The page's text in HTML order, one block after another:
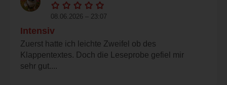
08.06.2026 – 23:07
Intensiv
Zuerst hatte ich leichte Zweifel ob des
Klappentextes. Doch die Leseprobe gefiel mir
sehr gut....